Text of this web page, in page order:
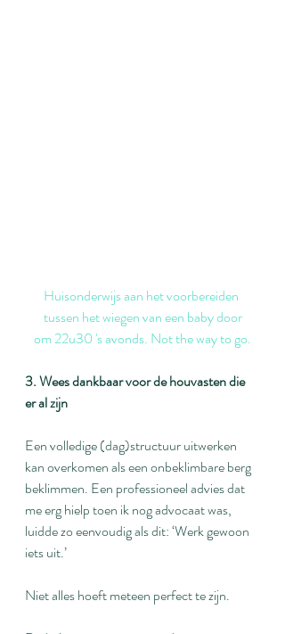
Huisonderwijs aan het voorbereiden
tussen het wiegen van een baby door
om 22u30 's avonds. Not the way to go.
3. Wees dankbaar voor de houvasten die
er al zijn
Een volledige (dag)structuur uitwerken
kan overkomen als een onbeklimbare berg
beklimmen. Een professioneel advies dat
me erg hielp toen ik nog advocaat was,
luidde zo eenvoudig als dit: ‘Werk gewoon
iets uit.’
Niet alles hoeft meteen perfect te zijn.